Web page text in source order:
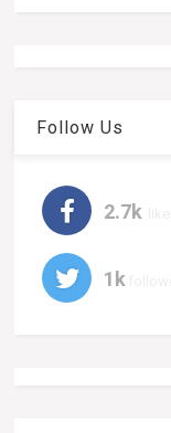
Follow Us
2.7k
1k